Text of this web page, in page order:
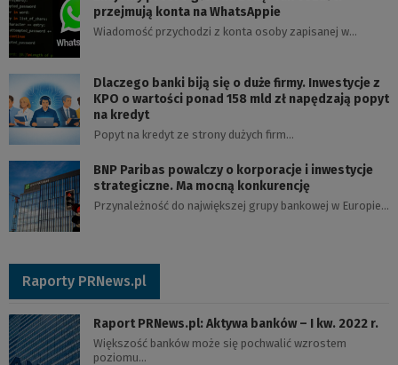
przejmują konta na WhatsAppie
Wiadomość przychodzi z konta osoby zapisanej w…
Dlaczego banki biją się o duże firmy. Inwestycje z
KPO o wartości ponad 158 mld zł napędzają popyt
na kredyt
Popyt na kredyt ze strony dużych firm…
BNP Paribas powalczy o korporacje i inwestycje
strategiczne. Ma mocną konkurencję
Przynależność do największej grupy bankowej w Europie…
Raporty PRNews.pl
Raport PRNews.pl: Aktywa banków – I kw. 2022 r.
Większość banków może się pochwalić wzrostem
poziomu…